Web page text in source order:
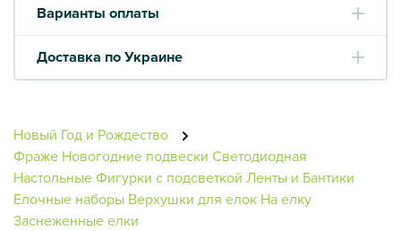
Варианты оплаты
Доставка по Украине
Новый Год и Рождество
Фраже Новогодние подвески Светодиодная
НастольныеФигурки с подсветкой Ленты и Бантики
Елочные наборы Верхушки для елок На елку
Заснеженные елки